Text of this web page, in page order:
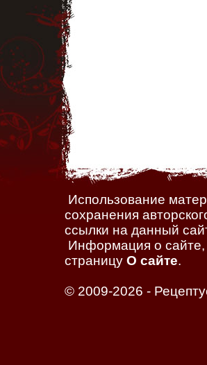
Использование
сохранения
ссылки на данный
Информация о сайте,
страницу О сайте.
© 2009-2026 -